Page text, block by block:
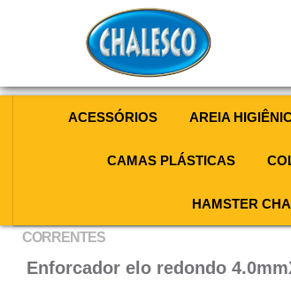
ACESSÓRIOS AREIA
CAMAS PLÁSTICAS
HAMSTER
CORRENTES
Enforcador elo redondo